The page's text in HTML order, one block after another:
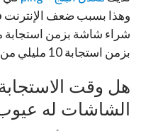
وهذا بسبب ضعف الإنترنت
شراء شاشة بزمن
بزمن استجابة 10 مليلي من الثانية.
هل وقت
الشاشات له